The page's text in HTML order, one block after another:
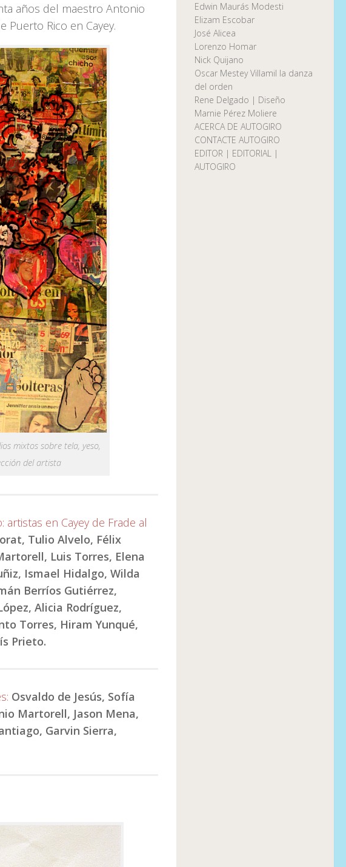
años del maestro Antonio
Puerto Rico en Cayey.
mixtos sobre tela, yeso,
del artista
en Cayey de Frade al
Tulio Alvelo, Félix
Luis Torres, Elena
Ismael Hidalgo, Wilda
Berríos Gutiérrez,
Alicia Rodríguez,
Torres, Hiram Yunqué,
Prieto.
Osvaldo de Jesús, Sofía
Martorell, Jason Mena,
Garvin Sierra,
Edwin Maurás Modesti
Elizam Escobar
José Alicea
Lorenzo Homar
Nick Quijano
Oscar Mestey Villamil la danza
del orden
Rene Delgado | Diseño
Marnie Pérez Moliere
ACERCA DE AUTOGIRO
CONTACTE AUTOGIRO
EDITOR | EDITORIAL |
AUTOGIRO